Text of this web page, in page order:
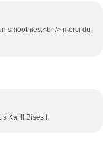
smoothies.<br /> merci du
Ka !!! Bises !